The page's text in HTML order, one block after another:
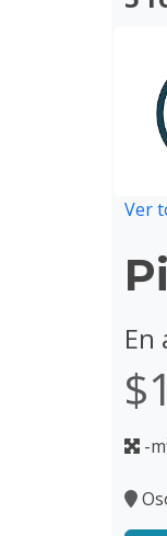
Ver
En
-